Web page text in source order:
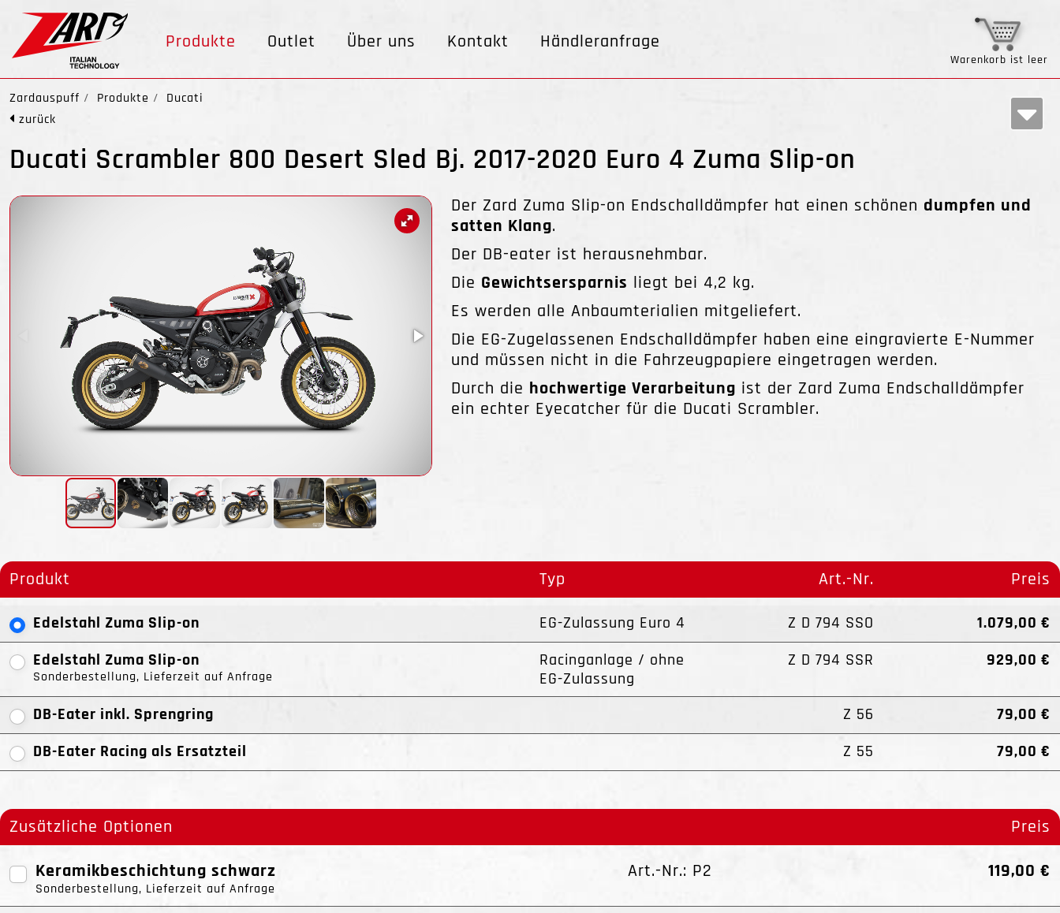
Produkte Outlet Über uns Kontakt Händleranfrage
Warenkorb ist leer
Zardauspuff Produkte
Ducati
zurück
Ducati Scrambler 800 Desert Sled Bj. 2017-2020 Euro 4 Zuma Slip-on
Der Zard Zuma Slip-on Endschalldämpfer hat einen schönen dumpfen und
satten Klang.
Der DB-eater ist herausnehmbar.
Die Gewichtsersparnis liegt bei 4,2 kg.
Es werden alle Anbaumterialien mitgeliefert.
Die EG-Zugelassenen Endschalldämpfer haben eine eingravierte E-Nummer
und müssen nicht in die Fahrzeugpapiere eingetragen werden.
Durch die hochwertige Verarbeitung ist der Zard Zuma Endschalldämpfer
ein echter Eyecatcher für die Ducati Scrambler.
Produkt Typ Art.-Nr. Preis
Edelstahl Zuma Slip-on EG-Zulassung Euro 4 Z D 794 SSO
1.079,00 €
Edelstahl Zuma Slip-on
Sonderbestellung, Lieferzeit auf Anfrage
Racinganlage / ohne
EG-Zulassung
Z D 794 SSR 929,00 €
DB-Eater inkl. Sprengring Z 56
79,00 €
DB-Eater Racing als Ersatzteil
Z 55 79,00 €
Zusätzliche Optionen
Preis
Keramikbeschichtung schwarz
Sonderbestellung, Lieferzeit auf Anfrage
Art.-Nr.: P2 119,00 €